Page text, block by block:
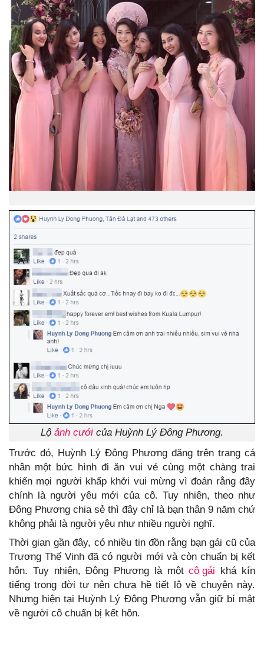
Lộ ảnh cưới của Huỳnh Lý Đông Phương.
Trước đó, Huỳnh Lý Đông Phương đăng trên trang cá
nhân một bức hình đi ăn vui vẻ cùng một chàng trai
khiến mọi người khấp khởi vui mừng vì đoán rằng đây
chính là người yêu mới của cô. Tuy nhiên, theo như
Đông Phương chia sẻ thì đây chỉ là bạn thân 9 năm chứ
không phải là người yêu như nhiều người nghĩ.
Thời gian gần đây, có nhiều tin đồn rằng bạn gái cũ của
Trương Thế Vinh đã có người mới và còn chuẩn bị kết
hôn. Tuy nhiên, Đông Phương là mộtcô gái khá kín
tiếng trong đời tư nên chưa hề tiết lộ về chuyện này.
Nhưng hiện tại Huỳnh Lý Đông Phương vẫn giữ bí mật
về người cô chuẩn bị kết hôn.